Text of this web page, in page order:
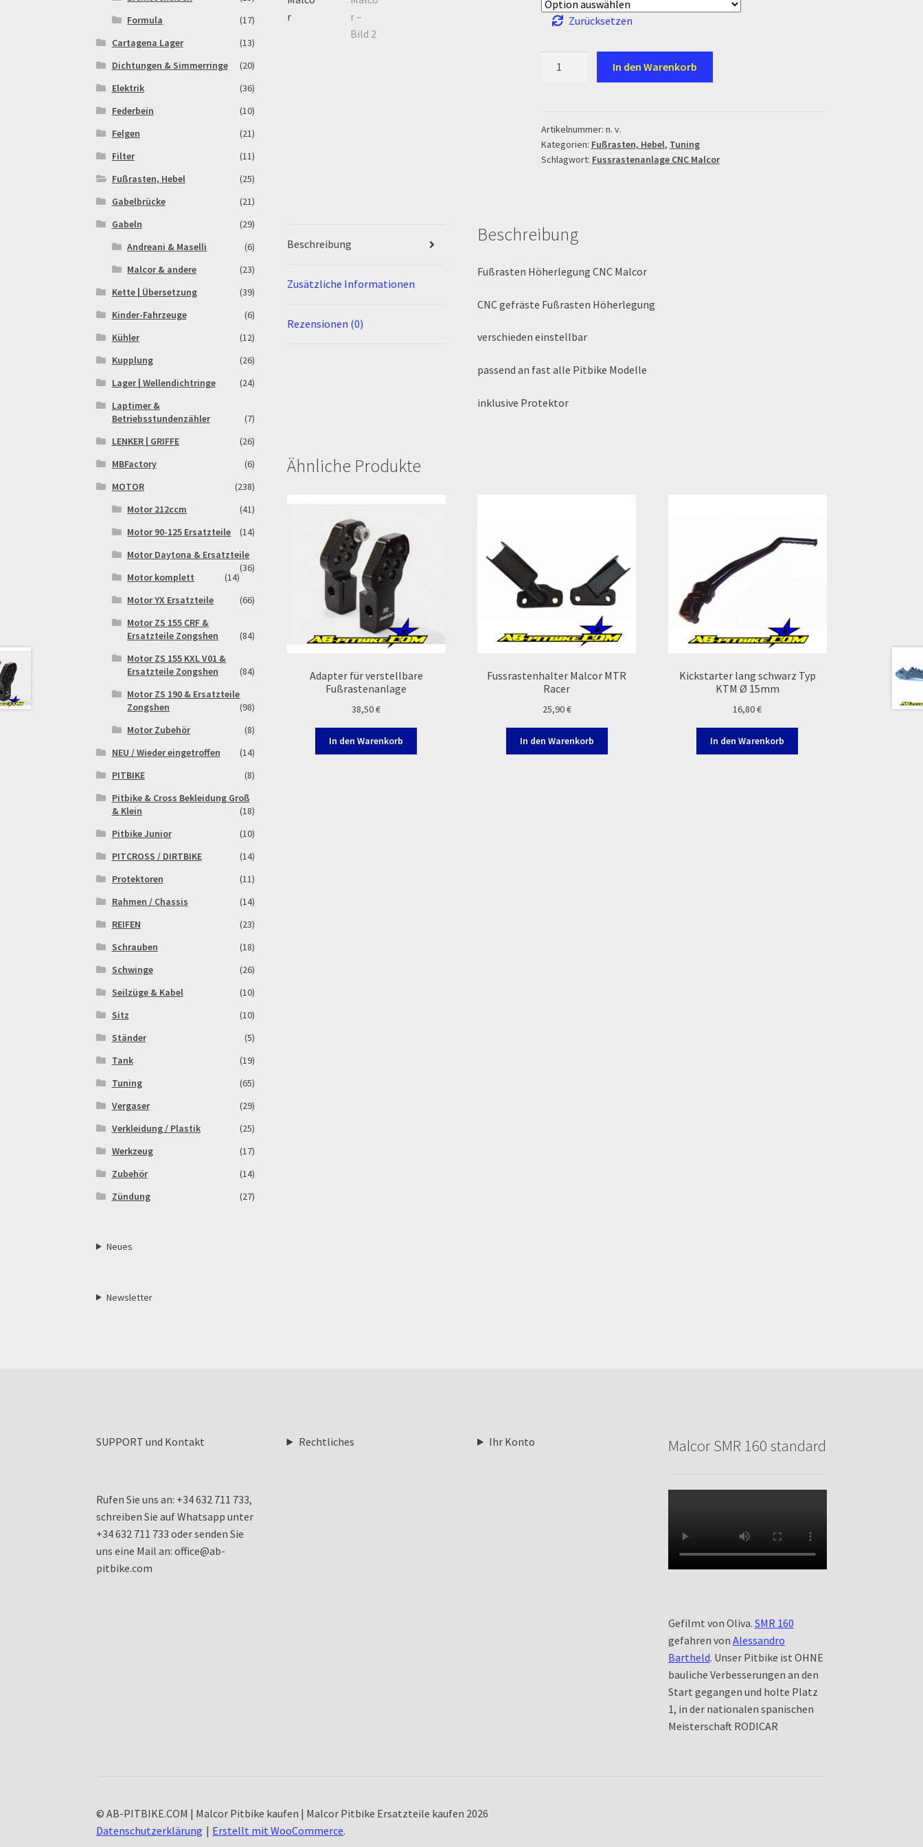
Zurücksetzen
Menge
In den Warenkorb
Artikelnummer: n. v.
Kategorien: Fußrasten, Hebel, Tuning
Schlagwort: Fussrastenanlage CNC Malcor
Beschreibung
Zusätzliche Informationen
Rezensionen (0)
Beschreibung
Fußrasten Höherlegung CNC Malcor
CNC gefräste Fußrasten Höherlegung
verschieden einstellbar
passend an fast alle Pitbike Modelle
inklusive Protektor
Ähnliche Produkte
Adapter für verstellbare
Fußrastenanlage
38,50€
In den Warenkorb
Fussrastenhalter Malcor MTR
Racer
25,90€
In den Warenkorb
Kickstarter lang schwarz Typ
KTM Ø 15mm
16,80€
In den Warenkorb
Formula
(17)
Cartagena Lager
(13)
Dichtungen & Simmerringe
(20)
Elektrik
(36)
Federbein
(10)
Felgen
(21)
Filter
(11)
Fußrasten, Hebel
(25)
Gabelbrücke
(21)
Gabeln
(29)
Andreani & Maselli
(6)
Malcor & andere
(23)
Kette | Übersetzung
(39)
Kinder-Fahrzeuge
(6)
Kühler
(12)
Kupplung
(26)
Lager | Wellendichtringe
(24)
Laptimer &
Betriebsstundenzähler
(7)
LENKER | GRIFFE
(26)
MBFactory
(6)
MOTOR
(238)
Motor 212ccm
(41)
Motor 90-125 Ersatzteile
(14)
Motor Daytona & Ersatzteile
(36)
Motor komplett
(14)
Motor YX Ersatzteile
(66)
Motor ZS 155 CRF &
Ersatzteile Zongshen
(84)
Motor ZS 155 KXL V01 &
Ersatzteile Zongshen
(84)
Motor ZS 190 & Ersatzteile
Zongshen
(98)
Motor Zubehör
(8)
NEU / Wieder eingetroffen
(14)
PITBIKE
(8)
Pitbike & Cross Bekleidung Groß
& Klein
(18)
Pitbike Junior
(10)
PITCROSS / DIRTBIKE
(14)
Protektoren
(11)
Rahmen / Chassis
(14)
REIFEN
(23)
Schrauben
(18)
Schwinge
(26)
Seilzüge & Kabel
(10)
Sitz
(10)
Ständer
(5)
Tank
(19)
Tuning
(65)
Vergaser
(29)
Verkleidung / Plastik
(25)
Werkzeug
(17)
Zubehör
(14)
Zündung
(27)
Neues
Newsletter
SUPPORT und Kontakt
Rufen Sie uns an: +34 632 711 733,
schreiben Sie auf Whatsapp unter
+34 632 711 733 oder senden Sie
uns eine Mail an: office@ab-
pitbike.com
Rechtliches Ihr Konto Malcor SMR 160 standard
Gefilmt von Oliva. SMR 160
gefahren von Alessandro
Bartheld. Unser Pitbike ist OHNE
bauliche Verbesserungen an den
Start gegangen und holte Platz
1, in der nationalen spanischen
Meisterschaft RODICAR
© AB-PITBIKE.COM | Malcor Pitbike kaufen | Malcor Pitbike Ersatzteile kaufen 2026
Datenschutzerklärung
Erstellt mit WooCommerce.